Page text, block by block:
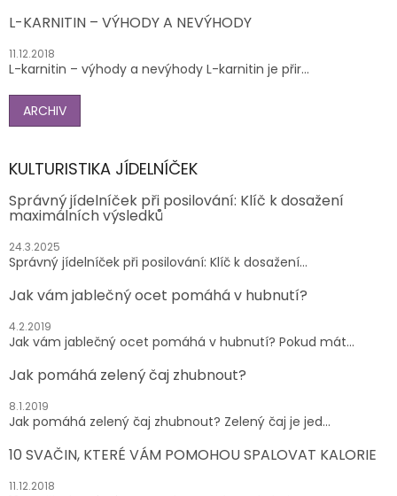
L-KARNITIN – VÝHODY A NEVÝHODY
11.12.2018
L-karnitin – výhody a nevýhody L-karnitin je přir...
ARCHIV
KULTURISTIKA JÍDELNÍČEK
Správný jídelníček při posilování: Klíč k dosažení
maximálních výsledků
24.3.2025
Správný jídelníček při posilování: Klíč k dosažení...
Jak vám jablečný ocet pomáhá v hubnutí?
4.2.2019
Jak vám jablečný ocet pomáhá v hubnutí? Pokud mát...
Jak pomáhá zelený čaj zhubnout?
8.1.2019
Jak pomáhá zelený čaj zhubnout? Zelený čaj je jed...
10 SVAČIN, KTERÉ VÁM POMOHOU SPALOVAT KALORIE
11.12.2018